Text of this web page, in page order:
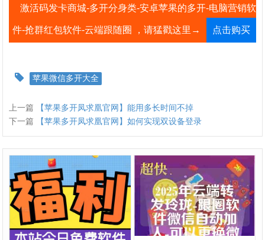
激活码发卡商城-多开分身类-安卓苹果的多开-电脑营销软
件-抢群红包软件-云端跟随圈 ，请猛戳这里→ 点击购买
苹果微信多开大全
上一篇
【苹果多开凤求凰官网】能用多长时间不掉
下一篇
【苹果多开凤求凰官网】如何实现双设备登录